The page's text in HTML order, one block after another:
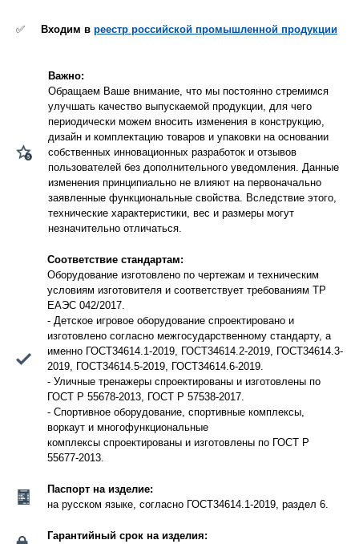
✅ Входим в реестр российской промышленной продукции
Важно:
Обращаем Ваше внимание, что мы постоянно стремимся
улучшать качество выпускаемой продукции, для чего
периодически можем вносить изменения в конструкцию,
дизайн и комплектацию товаров и упаковки на основании
собственных инновационных разработок и отзывов
пользователей без дополнительного уведомления. Данные
изменения принципиально не влияют на первоначально
заявленные функциональные свойства. Вследствие этого,
технические характеристики, вес и размеры могут
незначительно отличаться.
Соответствие стандартам:
Оборудование изготовлено по чертежам и техническим
условиям изготовителя и соответствует требованиям ТР
ЕАЭС 042/2017.
- Детское игровое оборудование спроектировано и
изготовлено согласно межгосударственному стандарту, а
именно ГОСТ34614.1-2019, ГОСТ34614.2-2019, ГОСТ34614.3-
2019, ГОСТ34614.5-2019, ГОСТ34614.6-2019.
- Уличные тренажеры спроектированы и изготовлены по
ГОСТ Р 55678-2013, ГОСТ Р 57538-2017.
- Спортивное оборудование, спортивные комплексы,
воркаут и многофункциональные
комплексы спроектированы и изготовлены по ГОСТ Р
55677-2013.
Паспорт на изделие:
на русском языке, согласно ГОСТ34614.1-2019, раздел 6.
Гарантийный срок на изделия: